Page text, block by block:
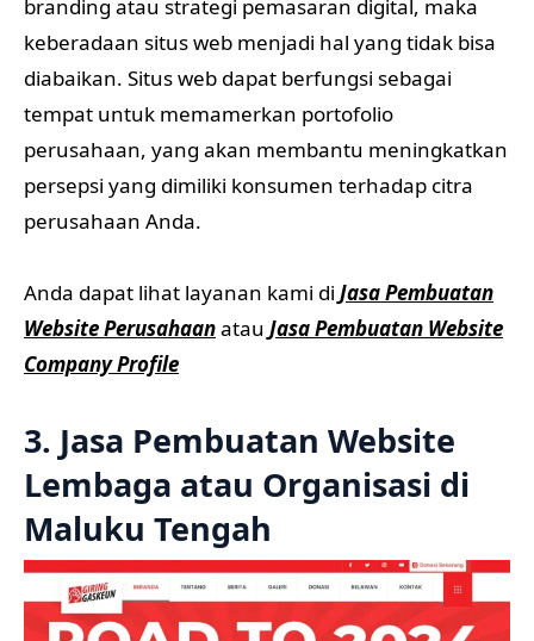
branding atau strategi pemasaran digital, maka
keberadaan situs web menjadi hal yang tidak bisa
diabaikan. Situs web dapat berfungsi sebagai
tempat untuk memamerkan portofolio
perusahaan, yang akan membantu meningkatkan
persepsi yang dimiliki konsumen terhadap citra
perusahaan Anda.
Anda dapat lihat layanan kami di Jasa Pembuatan
Website Perusahaanatau Jasa Pembuatan Website
Company Profile
3. Jasa Pembuatan Website
Lembaga atau Organisasi di
Maluku Tengah